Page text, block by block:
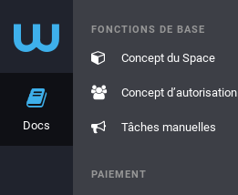
Docs
FONCTIONS DE BASE
Concept du Space
Concept d’autorisation
Tâches manuelles
PAIEMENT